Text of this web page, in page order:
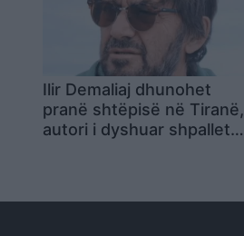
Ilir Demaliaj dhunohet
pranë shtëpisë në Tiranë,
autori i dyshuar shpallet